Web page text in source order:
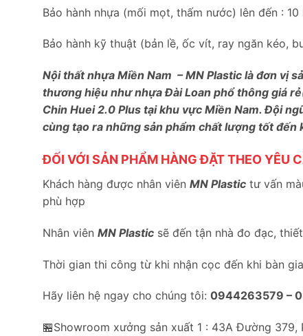
Bảo hành nhựa (mối mọt, thấm nước) lên đến : 10
Bảo hành kỹ thuật (bản lề, ốc vít, ray ngăn kéo,
Nội thất nhựa Miền Nam – MN Plastic là đơn vị
thương hiệu như nhựa Đài Loan phổ thông giá
Chin Huei 2.0 Plus tại khu vực Miền Nam. Đội
cùng tạo ra những sản phẩm chất lượng tốt đến
ĐỐI VỚI SẢN PHẨM HÀNG ĐẶT THEO YÊU
Khách hàng được nhân viên MN Plastic tư vấn
phù hợp
Nhân viên MN Plastic sẽ đến tận nhà đo đạc,
Thời gian thi công từ khi nhận cọc đến khi bàn
Hãy liên hệ ngay cho chúng tôi: 0944263579 –
🏪Showroom xưởng sản xuất 1 : 43A Đường 379,